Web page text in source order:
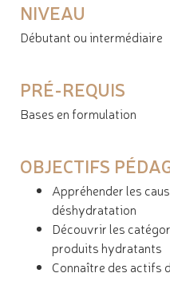
NIVEAU
Débutant ou intermédiaire
PRÉ-REQUIS
Bases en formulation
OBJECTIFS
Appréhender les
déshydratation
Découvrir les
produits hydratants
Connaître des actifs